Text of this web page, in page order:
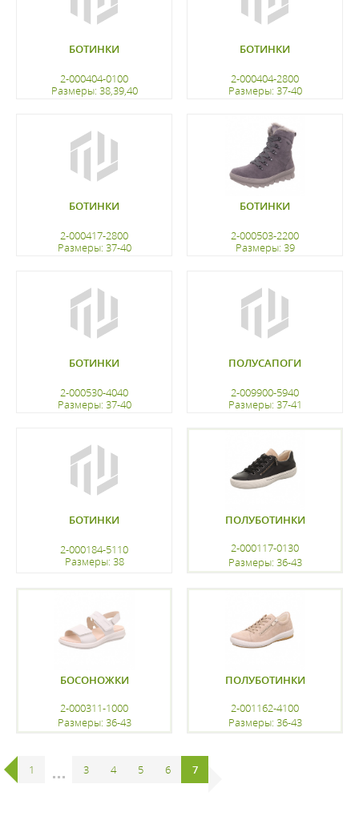
БОТИНКИ
2-000404-0100
Размеры: 38,39,40
БОТИНКИ
2-000404-2800
Размеры: 37-40
БОТИНКИ
2-000417-2800
Размеры: 37-40
БОТИНКИ
2-000503-2200
Размеры: 39
БОТИНКИ
2-000530-4040
Размеры: 37-40
ПОЛУСАПОГИ
2-009900-5940
Размеры: 37-41
БОТИНКИ
2-000184-5110
Размеры: 38
ПОЛУБОТИНКИ
2-000117-0130
Размеры: 36-43
БОСОНОЖКИ
2-000311-1000
Размеры: 36-43
ПОЛУБОТИНКИ
2-001162-4100
Размеры: 36-43
1 3 4 5 6 7